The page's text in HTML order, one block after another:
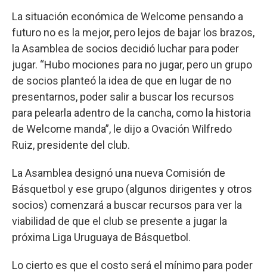
La situación económica de Welcome pensando a
futuro no es la mejor, pero lejos de bajar los brazos,
la Asamblea de socios decidió luchar para poder
jugar. “Hubo mociones para no jugar, pero un grupo
de socios planteó la idea de que en lugar de no
presentarnos, poder salir a buscar los recursos
para pelearla adentro de la cancha, como la historia
de Welcome manda”, le dijo a Ovación Wilfredo
Ruiz, presidente del club.
La Asamblea designó una nueva Comisión de
Básquetbol y ese grupo (algunos dirigentes y otros
socios) comenzará a buscar recursos para ver la
viabilidad de que el club se presente a jugar la
próxima Liga Uruguaya de Básquetbol.
Lo cierto es que el costo será el mínimo para poder